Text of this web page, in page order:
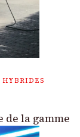
de la gamme